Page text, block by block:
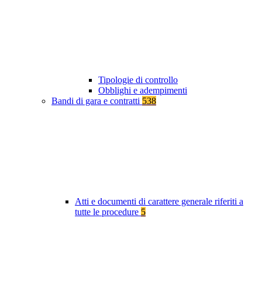
Tipologie di controllo
Obblighi e adempimenti
Bandi di gara e contratti 538
Atti e documenti di carattere generale riferiti a
tutte le procedure 5